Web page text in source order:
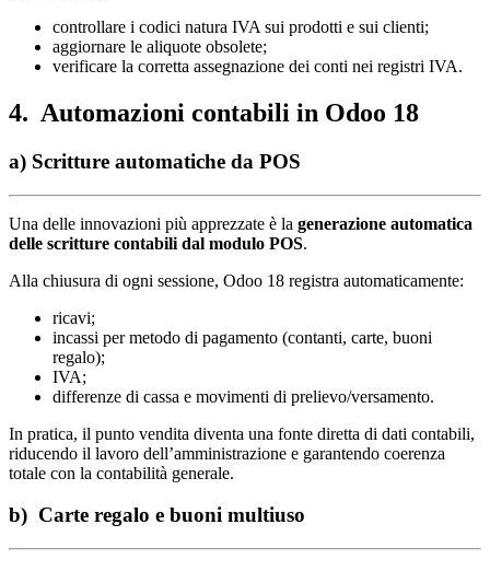
controllare i codici natura IVA sui prodotti e sui clienti;
aggiornare le aliquote obsolete;
verificare la corretta assegnazione dei conti nei registri IVA.
4. Automazioni contabili in Odoo 18
a) Scritture automatiche da POS
Una delle innovazioni più apprezzate è la generazione automatica
delle scritture contabili dal modulo POS.
Alla chiusura di ogni sessione, Odoo 18 registra automaticamente:
ricavi;
incassi per metodo di pagamento (contanti, carte, buoni
regalo);
IVA;
differenze di cassa e movimenti di prelievo/versamento.
In pratica, il punto vendita diventa una fonte diretta di dati contabili,
riducendo il lavoro dell’amministrazione e garantendo coerenza
totale con la contabilità generale.
b) Carte regalo e buoni multiuso